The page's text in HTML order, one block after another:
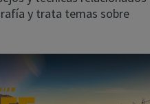
y trata temas sobre